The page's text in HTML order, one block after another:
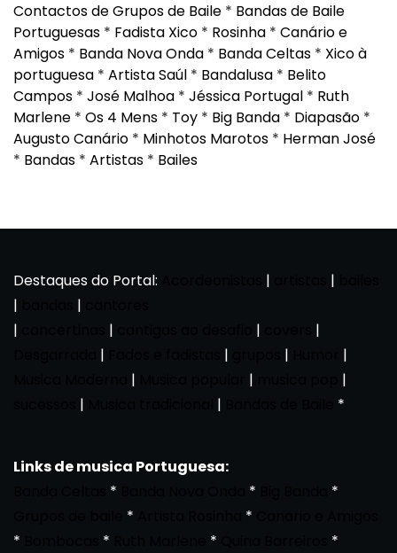
Contactos de Grupos de Baile * Bandas de Baile
Portuguesas * Fadista Xico * Rosinha * Canário e
Amigos * Banda Nova Onda * Banda Celtas * Xico à
portuguesa * Artista Saúl * Bandalusa * Belito
Campos * José Malhoa * Jéssica Portugal * Ruth
Marlene * Os 4 Mens * Toy * Big Banda * Diapasão *
Augusto Canário * Minhotos Marotos * Herman José
* Bandas * Artistas * Bailes
Destaques do Portal: | |
|
|
|
| |
|
| | |
|
| |
|
| | *
Links de musica Portuguesa:
* *
*
* *
*
* *
*